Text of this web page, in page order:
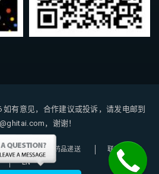
如有意见，合作建议或投诉，请发电邮到
，谢谢！
购药指南 药品递送
联系我们
EN